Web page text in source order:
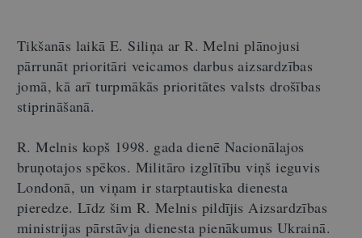
Tikšanās laikā E. Siliņa ar R. Melni plānojusi
pārrunāt prioritāri veicamos darbus aizsardzības
jomā, kā arī turpmākās prioritātes valsts drošības
stiprināšanā.
R. Melnis kopš 1998. gada dienē Nacionālajos
bruņotajos spēkos. Militāro izglītību viņš ieguvis
Londonā, un viņam ir starptautiska dienesta
pieredze. Līdz šim R. Melnis pildījis Aizsardzības
ministrijas pārstāvja dienesta pienākumus Ukrainā.